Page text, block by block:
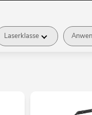
Laserklasse